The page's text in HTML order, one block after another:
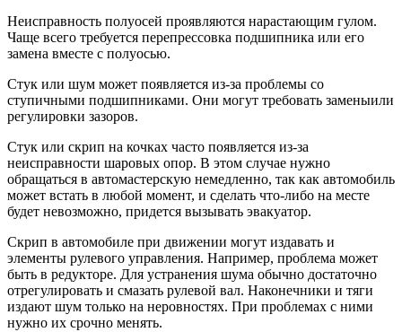
Неисправность полуосей проявляются нарастающим гулом.
Чаще всего требуется перепрессовка подшипника или его
замена вместе с полуосью.
Стук или шум может появляется из-за проблемы со
ступичными подшипниками. Они могут требовать заменыили
регулировки зазоров.
Стук или скрип на кочках часто появляется из-за
неисправности шаровых опор. В этом случае нужно
обращаться в автомастерскую немедленно, так как автомобиль
может встать в любой момент, и сделать что-либо на месте
будет невозможно, придется вызывать эвакуатор.
Скрип в автомобиле при движении могут издавать и
элементы рулевого управления. Например, проблема может
быть в редукторе. Для устранения шума обычно достаточно
отрегулировать и смазать рулевой вал. Наконечники и тяги
издают шум только на неровностях. При проблемах с ними
нужно их срочно менять.